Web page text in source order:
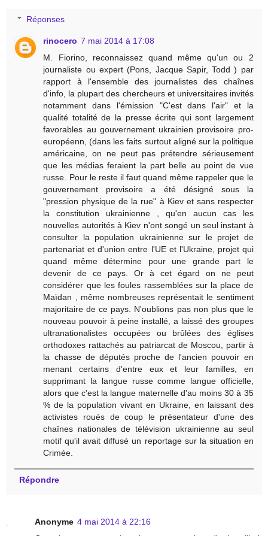
Réponses
rinocero 7 mai 2014 à 17:08
M. Fiorino, reconnaissez quand même qu'un ou 2
journaliste ou expert (Pons, Jacque Sapir, Todd ) par
rapport à l'ensemble des journalistes des chaînes
d'info, la plupart des chercheurs et universitaires invités
notamment dans l'émission "C'est dans l'air" et la
qualité totalité de la presse écrite qui sont largement
favorables au gouvernement ukrainien provisoire pro-
européenn, (dans les faits surtout aligné sur la politique
américaine, on ne peut pas prétendre sérieusement
que les médias feraient la part belle au point de vue
russe. Pour le reste il faut quand même rappeler que le
gouvernement provisoire a été désigné sous la
"pression physique de la rue" à Kiev et sans respecter
la constitution ukrainienne , qu'en aucun cas les
nouvelles autorités à Kiev n'ont songé un seul instant à
consulter la population ukrainienne sur le projet de
partenariat et d'union entre l'UE et l'Ukraine, projet qui
quand même détermine pour une grande part le
devenir de ce pays. Or à cet égard on ne peut
considérer que les foules rassemblées sur la place de
Maïdan , même nombreuses représentait le sentiment
majoritaire de ce pays. N'oublions pas non plus que le
nouveau pouvoir à peine installé, a laissé des groupes
ultranationalistes occupées ou brûlées des églises
orthodoxes rattachés au patriarcat de Moscou, partir à
la chasse de députés proche de l'ancien pouvoir en
menant certains d'entre eux et leur familles, en
supprimant la langue russe comme langue officielle,
alors que c'est la langue maternelle d'au moins 30 à 35
% de la population vivant en Ukraine, en laissant des
activistes roués de coup le présentateur d'une des
chaînes nationales de télévision ukrainienne au seul
motif qu'il avait diffusé un reportage sur la situation en
Crimée.
Répondre
Anonyme 4 mai 2014 à 22:16